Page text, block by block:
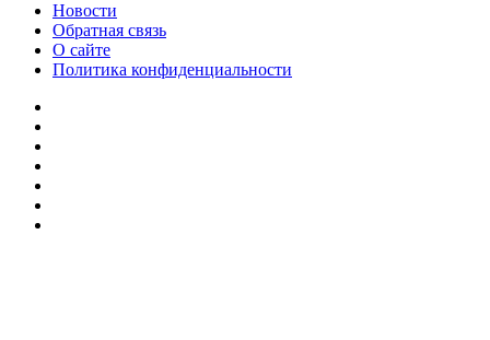
Новости
Обратная связь
О сайте
Политика конфиденциальности